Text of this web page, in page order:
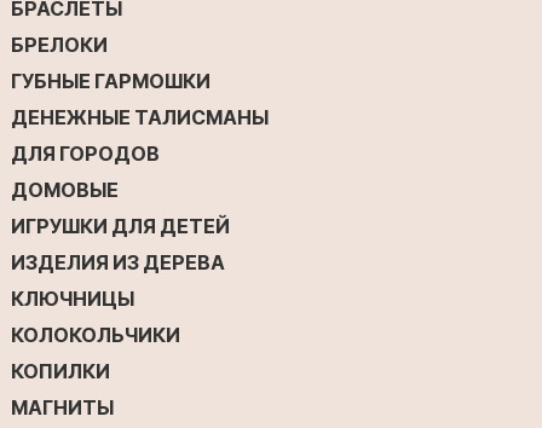
БРАСЛЕТЫ
БРЕЛОКИ
ГУБНЫЕ ГАРМОШКИ
ДЕНЕЖНЫЕ ТАЛИСМАНЫ
ДЛЯ ГОРОДОВ
ДОМОВЫЕ
ИГРУШКИ ДЛЯ ДЕТЕЙ
ИЗДЕЛИЯ ИЗ ДЕРЕВА
КЛЮЧНИЦЫ
КОЛОКОЛЬЧИКИ
КОПИЛКИ
МАГНИТЫ